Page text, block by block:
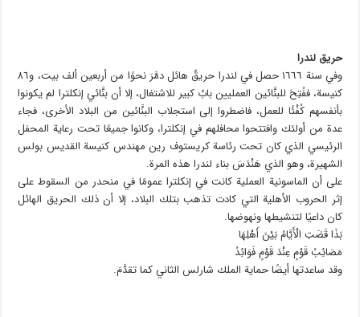
حريق لندرا
وفي سنة ١٦٦٦ حصل في لندرا حريقٌ هائل دمَّرَ نحوًا من أربعين ألف بيت، و٨٦
كنيسة، ففُتِحَ للبنَّائين العمليين بابٌ كبير للاشتغال، إلا أن بنَّائي إنكلترا لم يكونوا
بأنفسهم كُفْئًا للعمل، فاضطروا إلى استجلاب البنَّائين من البلاد الأخرى، فجاء
عدة من أولئك وافتتحوا محافلهم في إنكلترا، وكانوا جميعًا تحت رعاية المحفل
الرئيسي الذي كان تحت رئاسة كريستوف رين مهندس كنيسة القديس بولس
الشهيرة، وهو الذي هَنْدَسَ بناء لندرا هذه المرة.
على أن الماسونية العملية كانت في إنكلترا عمومًا في منحدر من السقوط على
إثر الحروب الأهلية التي كادت تذهب بتلك البلاد، إلا أن ذلك الحريق الهائل
كان داعيًا لتنشيطها ونهوضها.
بَذَا قَضَتِ الْأَيَّامُ بَيْنَ أَهْلِهَا
مَصَائِبُ قَوْمٍ عِنْدَ قَوْمٍ فَوَائِدُ
وقد ساعدتها أيضًا حماية الملك شارلس الثاني كما تقدَّمَ.